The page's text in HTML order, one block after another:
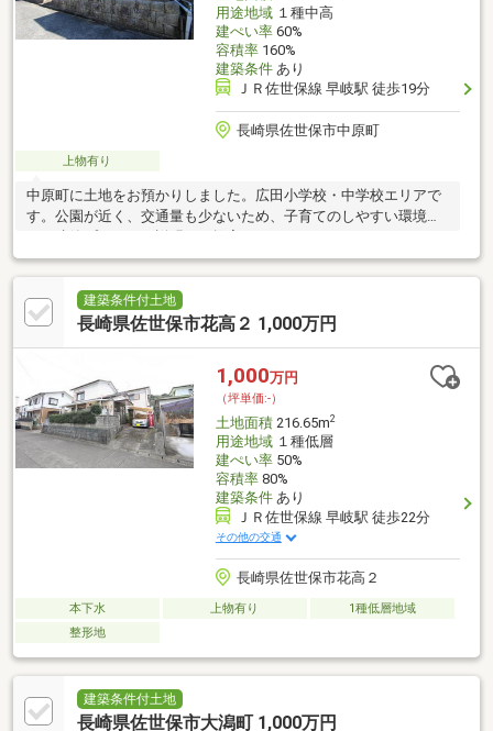
用途地域１種中高
建ぺい率60%
容積率160%
建築条件あり
ＪＲ佐世保線 早岐駅 徒歩19分
長崎県佐世保市中原町
上物有り
中原町に土地をお預かりしました。広田小学校・中学校エリアで
す。公園が近く、交通量も少ないため、子育てのしやすい環境で
問い合わせください。
建築条件付土地
長崎県佐世保市花高２ 1,000万円
1,000万円
（坪単価:-）
土地面積216.65m2
用途地域１種低層
建ぺい率50%
容積率80%
建築条件あり
ＪＲ佐世保線 早岐駅 徒歩22分
その他の交通
長崎県佐世保市花高２
本下水 上物有り
1種低層地域
整形地
建築条件付土地
長崎県佐世保市大潟町 1,000万円